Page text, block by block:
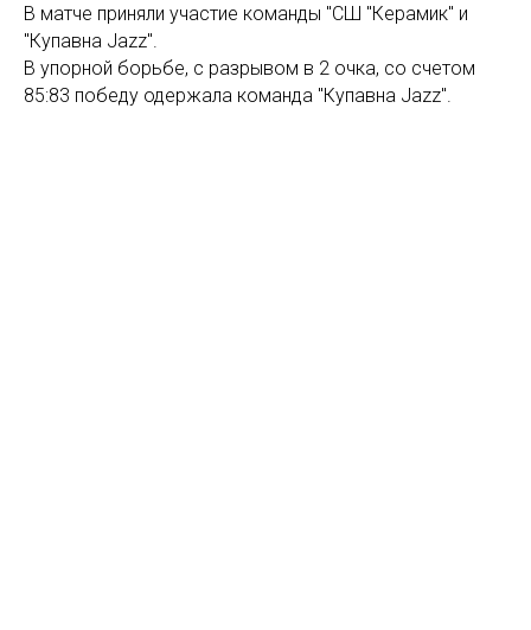
В матче приняли участие команды "СШ "Керамик" и
"Купавна Jazz".
В упорной борьбе, с разрывом в 2 очка, со счетом
85:83 победу одержала команда "Купавна Jazz".